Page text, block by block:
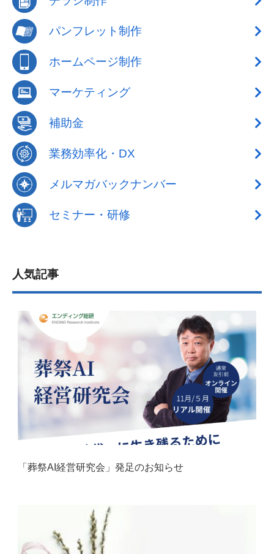
パンフレット制作
ホームページ制作
マーケティング
補助金
業務効率化・DX
メルマガバックナンバー
セミナー・研修
人気記事
「葬祭AI経営研究会」発足のお知らせ